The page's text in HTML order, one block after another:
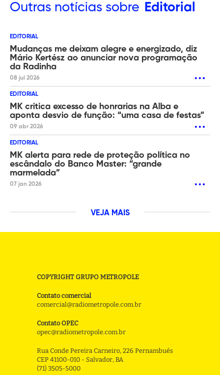
Outras notícias sobre Editorial
EDITORIAL
Mudanças me deixam alegre e energizado, diz
Mário Kertész ao anunciar nova programação
da Radinha
08 jul 2026
EDITORIAL
MK critica excesso de honrarias na Alba e
aponta desvio de função: “uma casa de festas”
09 abr 2026
EDITORIAL
MK alerta para rede de proteção política no
escândalo do Banco Master: “grande
marmelada”
07 jan 2026
VEJA MAIS
COPYRIGHT GRUPO METROPOLE
Contato comercial
comercial@radiometropole.com.br
Contato OPEC
opec@radiometropole.com.br
Rua Conde Pereira Carneiro, 226 Pernambués
CEP 41100-010 - Salvador, BA
(71) 3505-5000